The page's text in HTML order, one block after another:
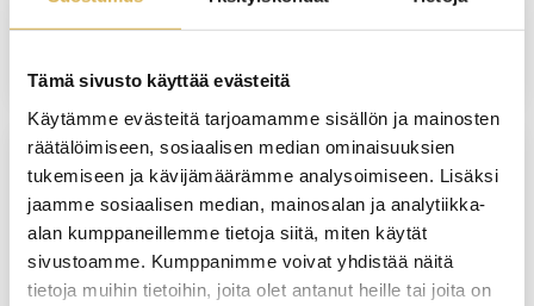
Tämä sivusto käyttää evästeitä
Käytämme evästeitä tarjoamamme sisällön ja mainosten
räätälöimiseen, sosiaalisen median ominaisuuksien
tukemiseen ja kävijämäärämme analysoimiseen. Lisäksi
jaamme sosiaalisen median, mainosalan ja analytiikka-
alan kumppaneillemme tietoja siitä, miten käytät
sivustoamme. Kumppanimme voivat yhdistää näitä
tietoja muihin tietoihin, joita olet antanut heille tai joita on
SUORAAN NÄYTTÖÖN
Isännöinnin ammattitutkinto
JATKUVA HAKU